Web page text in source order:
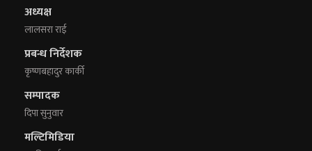
अध्यक्ष
लालसरा राई
प्रबन्ध निर्देशक
कृष्णबहादुर कार्की
सम्पादक
दिपा सुनुवार
मल्टिमिडिया